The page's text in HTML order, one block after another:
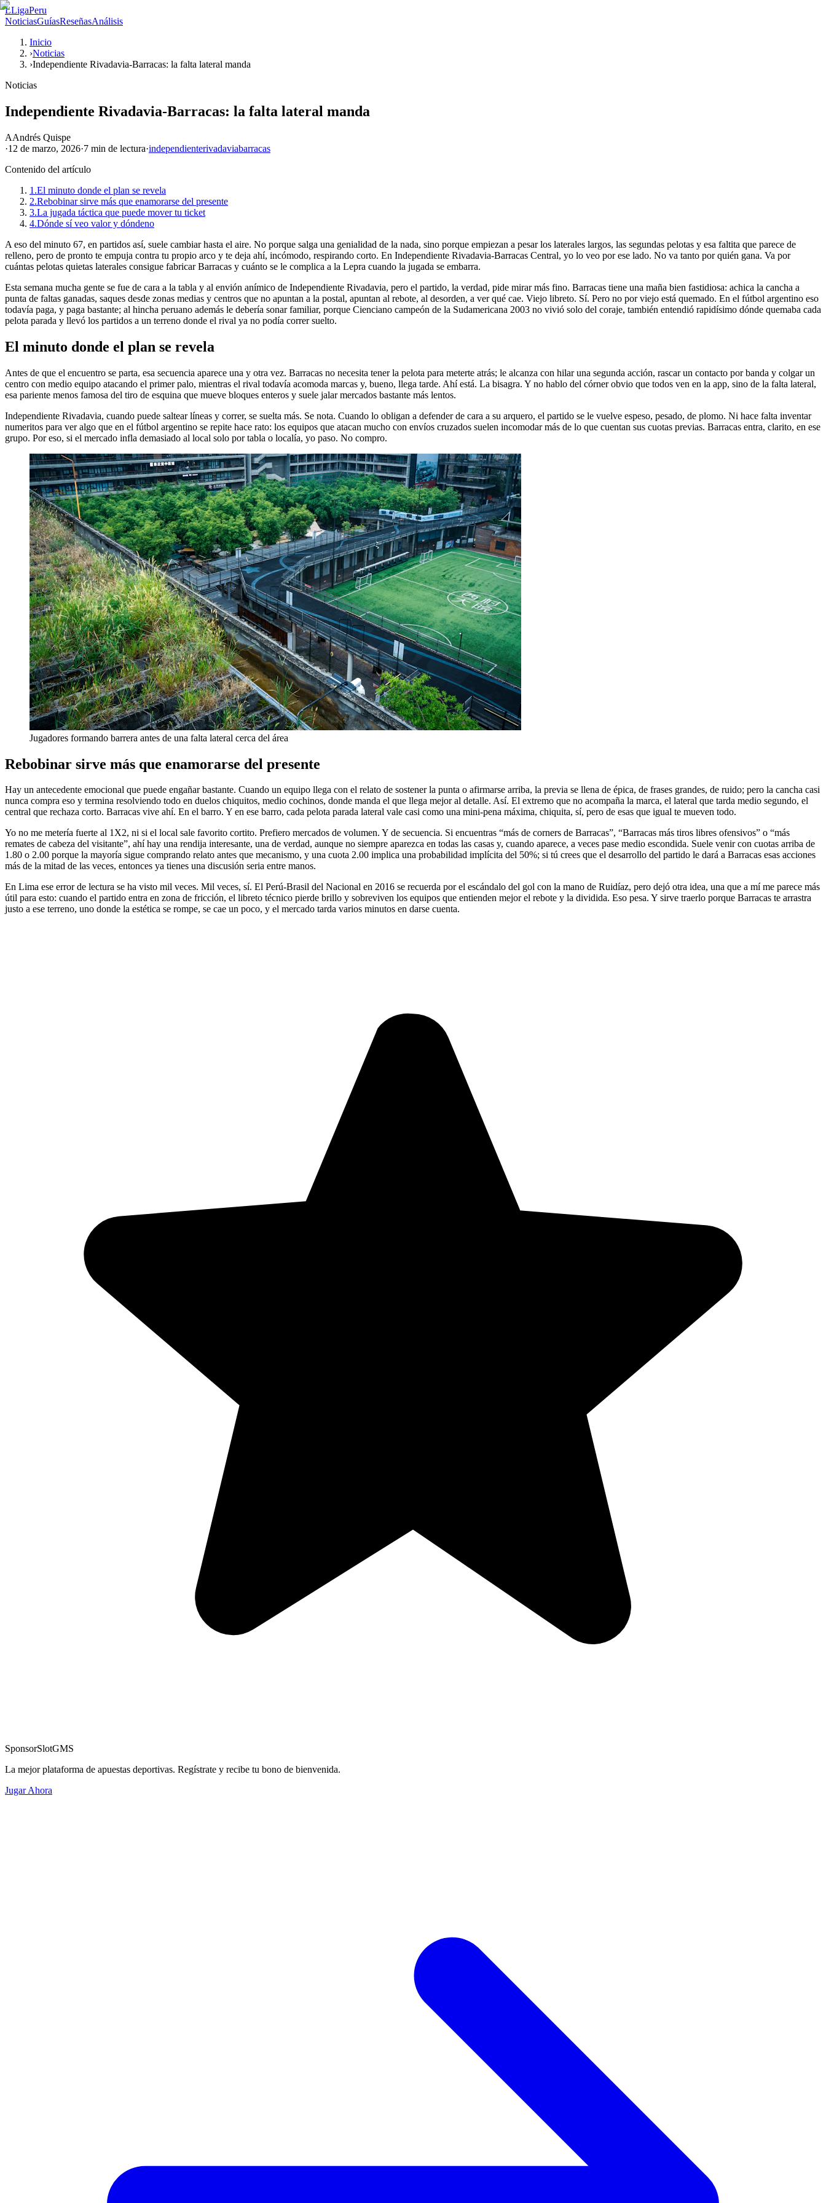
LLigaPeru
NoticiasGuíasReseñasAnálisis
Inicio
›Noticias
›Independiente Rivadavia-Barracas: la falta lateral manda
Noticias
Independiente Rivadavia-Barracas: la falta lateral manda
AAndrés Quispe
·12 de marzo, 2026·7 min de lectura·independienterivadaviabarracas
Contenido del artículo
1.El minuto donde el plan se revela
2.Rebobinar sirve más que enamorarse del presente
3.La jugada táctica que puede mover tu ticket
4.Dónde sí veo valor y dóndeno
A eso del minuto 67, en partidos así, suele cambiar hasta el aire. No porque salga una genialidad de la nada, sino porque empiezan a pesar los laterales largos, las segundas pelotas y esa faltita que parece de
relleno, pero de pronto te empuja contra tu propio arco y te deja ahí, incómodo, respirando corto. En Independiente Rivadavia-Barracas Central, yo lo veo por ese lado. No va tanto por quién gana. Va por
cuántas pelotas quietas laterales consigue fabricar Barracas y cuánto se le complica a la Lepra cuando la jugada se embarra.
Esta semana mucha gente se fue de cara a la tabla y al envión anímico de Independiente Rivadavia, pero el partido, la verdad, pide mirar más fino. Barracas tiene una maña bien fastidiosa: achica la cancha a
punta de faltas ganadas, saques desde zonas medias y centros que no apuntan a la postal, apuntan al rebote, al desorden, a ver qué cae. Viejo libreto. Sí. Pero no por viejo está quemado. En el fútbol argentino eso
todavía paga, y paga bastante; al hincha peruano además le debería sonar familiar, porque Cienciano campeón de la Sudamericana 2003 no vivió solo del coraje, también entendió rapidísimo dónde quemaba cada
pelota parada y llevó los partidos a un terreno donde el rival ya no podía correr suelto.
El minuto donde el plan se revela
Antes de que el encuentro se parta, esa secuencia aparece una y otra vez. Barracas no necesita tener la pelota para meterte atrás; le alcanza con hilar una segunda acción, rascar un contacto por banda y colgar un
centro con medio equipo atacando el primer palo, mientras el rival todavía acomoda marcas y, bueno, llega tarde. Ahí está. La bisagra. Y no hablo del córner obvio que todos ven en la app, sino de la falta lateral,
esa pariente menos famosa del tiro de esquina que mueve bloques enteros y suele jalar mercados bastante más lentos.
Independiente Rivadavia, cuando puede saltear líneas y correr, se suelta más. Se nota. Cuando lo obligan a defender de cara a su arquero, el partido se le vuelve espeso, pesado, de plomo. Ni hace falta inventar
numeritos para ver algo que en el fútbol argentino se repite hace rato: los equipos que atacan mucho con envíos cruzados suelen incomodar más de lo que cuentan sus cuotas previas. Barracas entra, clarito, en ese
grupo. Por eso, si el mercado infla demasiado al local solo por tabla o localía, yo paso. No compro.
Jugadores formando barrera antes de una falta lateral cerca del área
Rebobinar sirve más que enamorarse del presente
Hay un antecedente emocional que puede engañar bastante. Cuando un equipo llega con el relato de sostener la punta o afirmarse arriba, la previa se llena de épica, de frases grandes, de ruido; pero la cancha casi
nunca compra eso y termina resolviendo todo en duelos chiquitos, medio cochinos, donde manda el que llega mejor al detalle. Así. El extremo que no acompaña la marca, el lateral que tarda medio segundo, el
central que rechaza corto. Barracas vive ahí. En el barro. Y en ese barro, cada pelota parada lateral vale casi como una mini-pena máxima, chiquita, sí, pero de esas que igual te mueven todo.
Yo no me metería fuerte al 1X2, ni si el local sale favorito cortito. Prefiero mercados de volumen. Y de secuencia. Si encuentras “más de corners de Barracas”, “Barracas más tiros libres ofensivos” o “más
remates de cabeza del visitante”, ahí hay una rendija interesante, una de verdad, aunque no siempre aparezca en todas las casas y, cuando aparece, a veces pase medio escondida. Suele venir con cuotas arriba de
1.80 o 2.00 porque la mayoría sigue comprando relato antes que mecanismo, y una cuota 2.00 implica una probabilidad implícita del 50%; si tú crees que el desarrollo del partido le dará a Barracas esas acciones
más de la mitad de las veces, entonces ya tienes una discusión seria entre manos.
En Lima ese error de lectura se ha visto mil veces. Mil veces, sí. El Perú-Brasil del Nacional en 2016 se recuerda por el escándalo del gol con la mano de Ruidíaz, pero dejó otra idea, una que a mí me parece más
útil para esto: cuando el partido entra en zona de fricción, el libreto técnico pierde brillo y sobreviven los equipos que entienden mejor el rebote y la dividida. Eso pesa. Y sirve traerlo porque Barracas te arrastra
justo a ese terreno, uno donde la estética se rompe, se cae un poco, y el mercado tarda varios minutos en darse cuenta.
SponsorSlotGMS
La mejor plataforma de apuestas deportivas. Regístrate y recibe tu bono de bienvenida.
Jugar Ahora